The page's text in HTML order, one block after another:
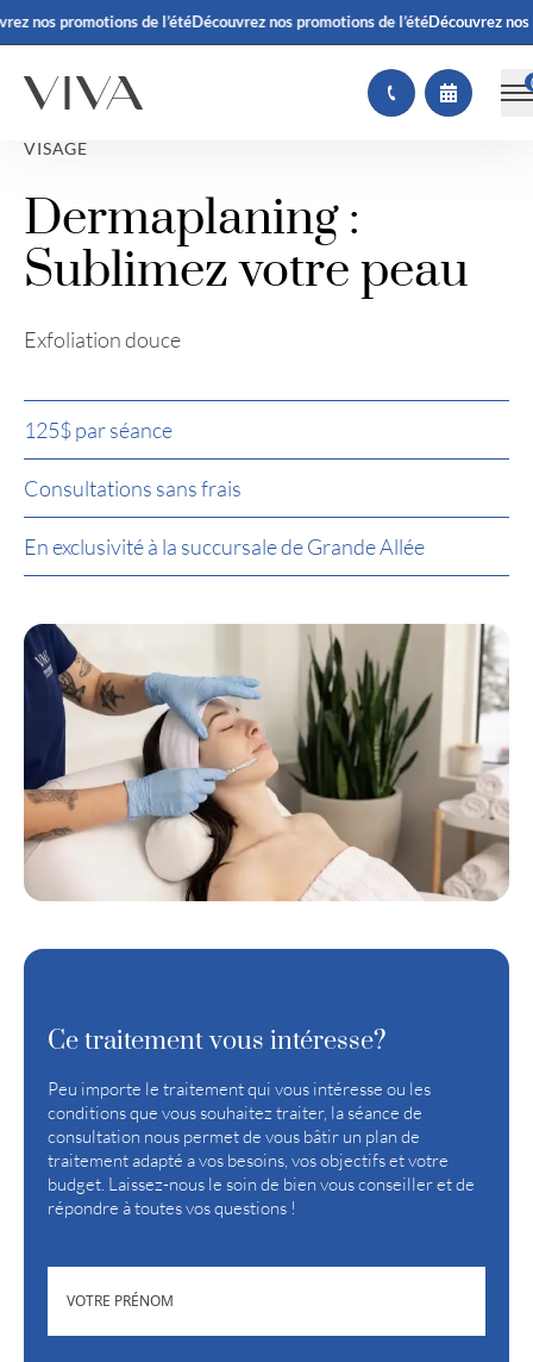
nos promotions de l’étéDécouvrez nos promotions de l’étéDécouvrez nos
(
VISAGE
Dermaplaning :
Sublimez votre peau
Exfoliation douce
125$ par séance
Consultations sans frais
En exclusivité à la succursale de Grande Allée
Ce traitement vous intéresse?
Peu importe le traitement qui vous intéresse ou les
conditions que vous souhaitez traiter, la séance de
consultation nous permet de vous bâtir un plan de
traitement adapté a vos besoins, vos objectifs et votre
budget. Laissez-nous le soin de bien vous conseiller et de
répondre à toutes vos questions !